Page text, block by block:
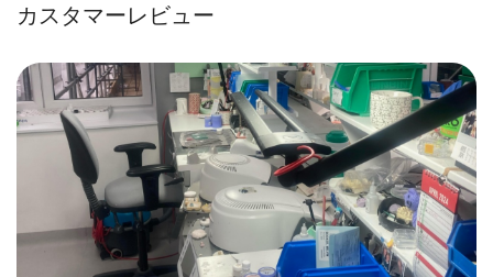
カスタマーレビュー